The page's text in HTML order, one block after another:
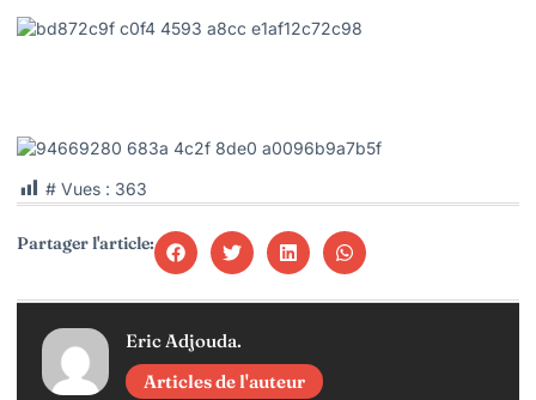
# Vues : 363
Partager l'article:
Eric Adjouda.
Articles de l'auteur